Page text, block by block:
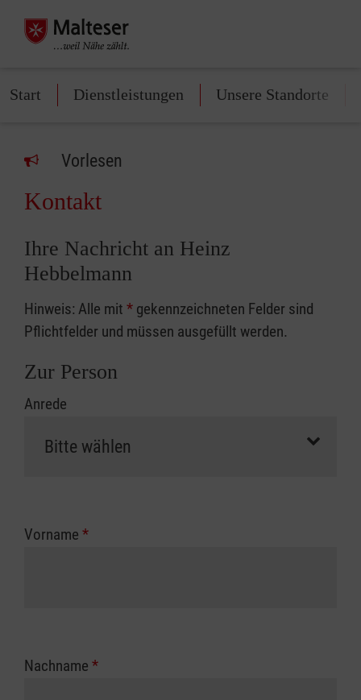
Start Dienstleistungen Unsere Standorte
Vorlesen
Kontakt
Ihre Nachricht an Heinz
Hebbelmann
Hinweis: Alle mit * gekennzeichneten Felder sind
Pflichtfelder und müssen ausgefüllt werden.
Zur Person
Anrede
Vorname *
Nachname *